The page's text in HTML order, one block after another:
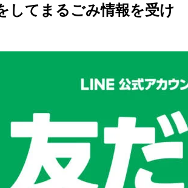
してまるごみ情報を受け